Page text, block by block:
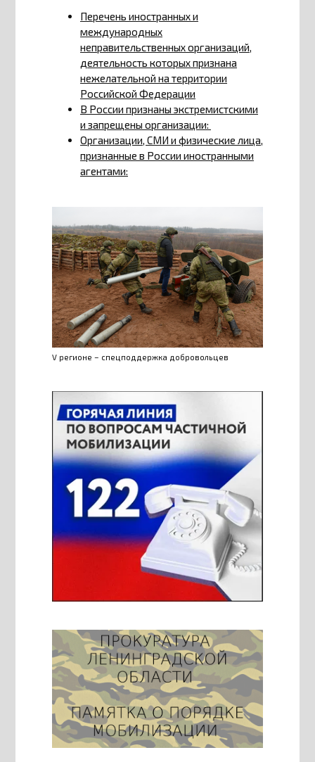
Перечень иностранных и
международных
неправительственных организаций,
деятельность которых признана
нежелательной на территории
Российской Федерации
В России признаны экстремистскими
и запрещены организации:
Организации, СМИ и физические лица,
признанные в России иностранными
агентами:
V регионе – спецподдержка добровольцев